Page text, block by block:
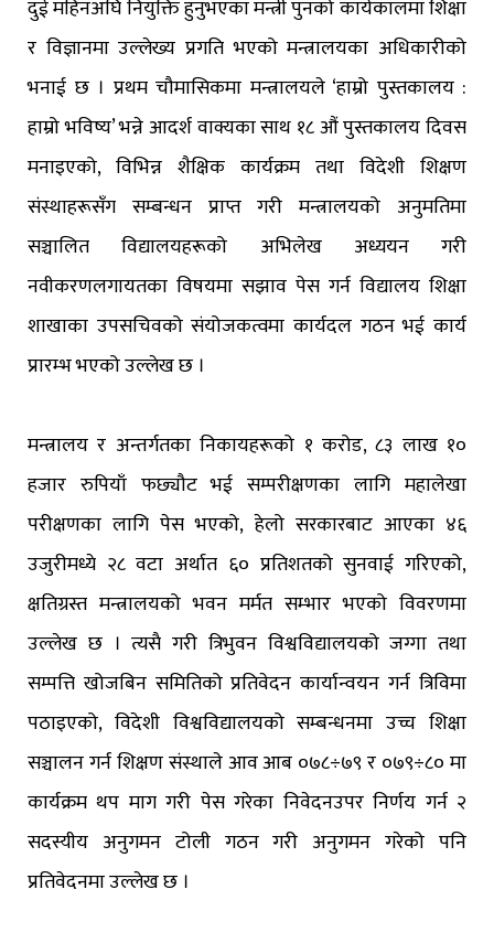
दुई महिनअघि नियुक्ति हुनुभएका मन्त्री पुनको कार्यकालमा शिक्षा
र विज्ञानमा उल्लेख्य प्रगति भएको मन्त्रालयका अधिकारीको
भनाई छ । प्रथम चौमासिकमा मन्त्रालयले ‘हाम्रो पुस्तकालय :
हाम्रो भविष्य’ भन्ने आदर्श वाक्यका साथ १८ औं पुस्तकालय दिवस
मनाइएको, विभिन्न शैक्षिक कार्यक्रम तथा विदेशी शिक्षण
संस्थाहरूसँग सम्बन्धन प्राप्त गरी मन्त्रालयको अनुमतिमा
सञ्चालित विद्यालयहरूको अभिलेख अध्ययन गरी
नवीकरणलगायतका विषयमा सझाव पेस गर्न विद्यालय शिक्षा
शाखाका उपसचिवको संयोजकत्वमा कार्यदल गठन भई कार्य
प्रारम्भ भएको उल्लेख छ ।
मन्त्रालय र अन्तर्गतका निकायहरूको १ करोड, ८३ लाख १०
हजार रुपियाँ फछ्यौट भई सम्परीक्षणका लागि महालेखा
परीक्षणका लागि पेस भएको, हेलो सरकारबाट आएका ४६
उजुरीमध्ये २८ वटा अर्थात ६० प्रतिशतको सुनवाई गरिएको,
क्षतिग्रस्त मन्त्रालयको भवन मर्मत सम्भार भएको विवरणमा
उल्लेख छ । त्यसै गरी त्रिभुवन विश्वविद्यालयको जग्गा तथा
सम्पत्ति खोजबिन समितिको प्रतिवेदन कार्यान्वयन गर्न त्रिविमा
पठाइएको, विदेशी विश्वविद्यालयको सम्बन्धनमा उच्च शिक्षा
सञ्चालन गर्न शिक्षण संस्थाले आव आब ०७८÷७९ र ०७९÷८० मा
कार्यक्रम थप माग गरी पेस गरेका निवेदनउपर निर्णय गर्न २
सदस्यीय अनुगमन टोली गठन गरी अनुगमन गरेको पनि
प्रतिवेदनमा उल्लेख छ ।